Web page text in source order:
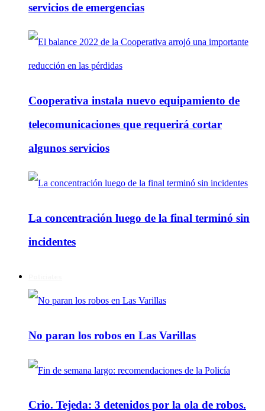
servicios de emergencias
Cooperativa instala nuevo equipamiento de
telecomunicaciones que requerirá cortar
algunos servicios
La concentración luego de la final terminó sin
incidentes
No paran los robos en Las Varillas
Crio. Tejeda: 3 detenidos por la ola de robos.